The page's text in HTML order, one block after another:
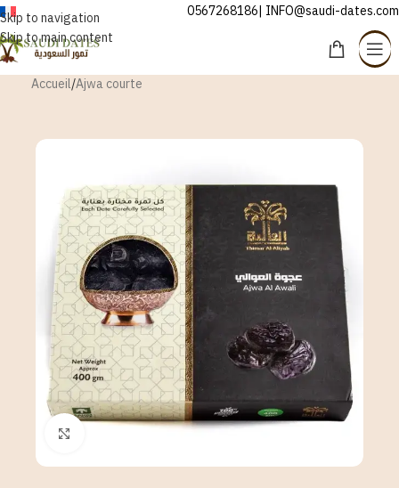
Skip to navigation
Skip to main content
FRANÇAIS 0567268186| INFO@saudi-dates.com
Accueil/Ajwa courte
Click to enlarge